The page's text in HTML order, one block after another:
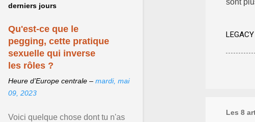
sont
Les 8
derniers jours
Qu'est-ce que le
pegging, cette pratique
sexuelle qui inverse
les rôles ?
Heure d’Europe centrale – mardi, mai
09, 2023
Voici quelque chose dont tu n'as